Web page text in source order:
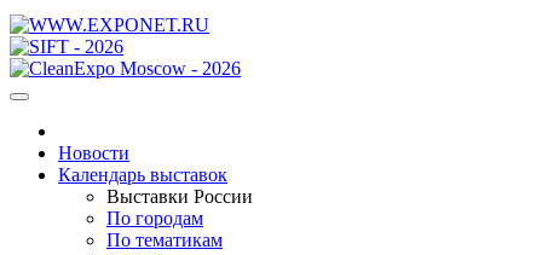
Новости
Календарь выставок
Выставки России
По городам
По тематикам